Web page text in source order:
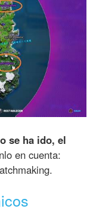
se ha ido, el
en cuenta: